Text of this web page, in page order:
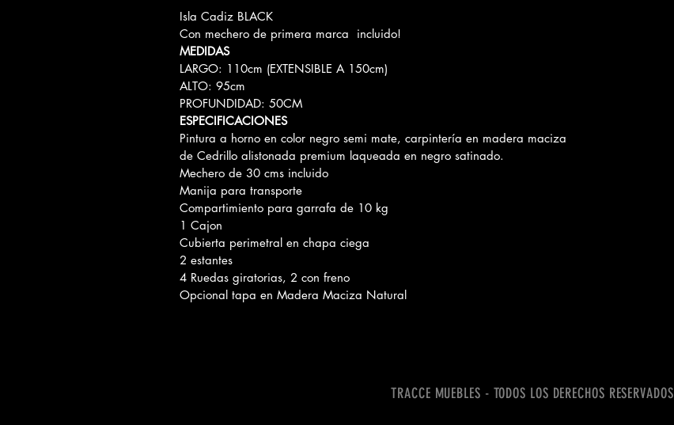
Isla Cadiz BLACK
Con mechero de primera marca  incluido!
MEDIDAS﻿
LARGO: 110cm (EXTENSIBLE A 150cm)
ALTO: 95cm
PROFUNDIDAD: 50CM
ESPECIFICACIONES﻿
Pintura a horno en color negro semi mate, carpintería en madera maciza
de Cedrillo alistonada premium laqueada en negro satinado.
Mechero de 30 cms incluido
Manija para transporte
Compartimiento para garrafa de 10 kg
1 Cajon
Cubierta perimetral en chapa ciega
2 estantes
4 Ruedas giratorias, 2 con freno
Opcional tapa en Madera Maciza Natural
TRACCE MUEBLES - TODOS LOS DERECHOS RESERVADOS